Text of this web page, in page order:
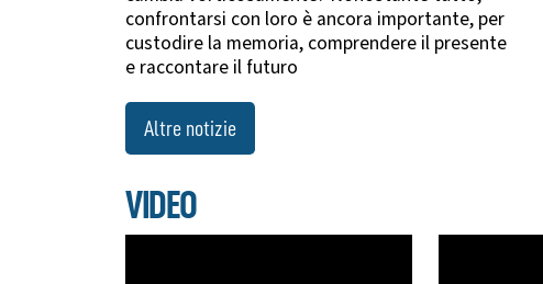
confrontarsi con loro è ancora importante, per
custodire la memoria, comprendere il presente
e raccontare il futuro
Altre notizie
VIDEO